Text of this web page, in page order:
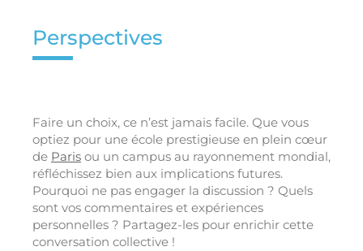
Perspectives
Faire un choix, ce n’est jamais facile. Que vous
optiez pour une école prestigieuse en plein cœur
de Paris ou un campus au rayonnement mondial,
réfléchissez bien aux implications futures.
Pourquoi ne pas engager la discussion ? Quels
sont vos commentaires et expériences
personnelles ? Partagez-les pour enrichir cette
conversation collective !